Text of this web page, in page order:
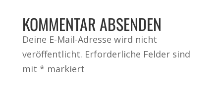
KOMMENTAR ABSENDEN
Deine E-Mail-Adresse wird nicht
veröffentlicht. Erforderliche Felder sind
mit * markiert